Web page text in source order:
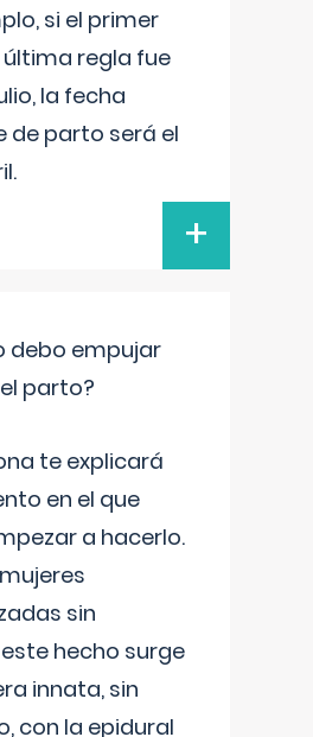
si el primer
última regla fue
la fecha
de parto será el
+
debo empujar
parto?
te explicará
en el que
a hacerlo.
sin
hecho surge
innata, sin
con la epidural